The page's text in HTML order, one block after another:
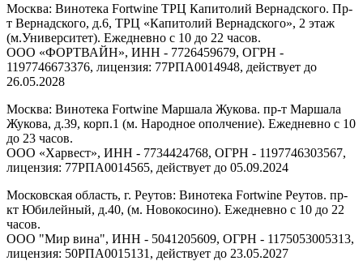
Москва: Винотека Fortwine ТРЦ Капитолий Вернадского. Пр-
т Вернадского, д.6, ТРЦ «Капитолий Вернадского», 2 этаж
(м.Университет). Ежедневно с 10 до 22 часов.
ООО «ФОРТВАЙН», ИНН - 7726459679, ОГРН -
1197746673376, лицензия: 77РПА0014948, действует до
26.05.2028
Москва: Винотека Fortwine Маршала Жукова. пр-т Маршала
Жукова, д.39, корп.1 (м. Народное ополчение). Ежедневно с 10
до 23 часов.
ООО «Харвест», ИНН - 7734424768, ОГРН - 1197746303567,
лицензия: 77РПА0014565, действует до 05.09.2024
Московская область, г. Реутов: Винотека Fortwine Реутов. пр-
кт Юбилейный, д.40, (м. Новокосино). Ежедневно с 10 до 22
часов.
ООО "Мир вина", ИНН - 5041205609, ОГРН - 1175053005313,
лицензия: 50РПА0015131, действует до 23.05.2027